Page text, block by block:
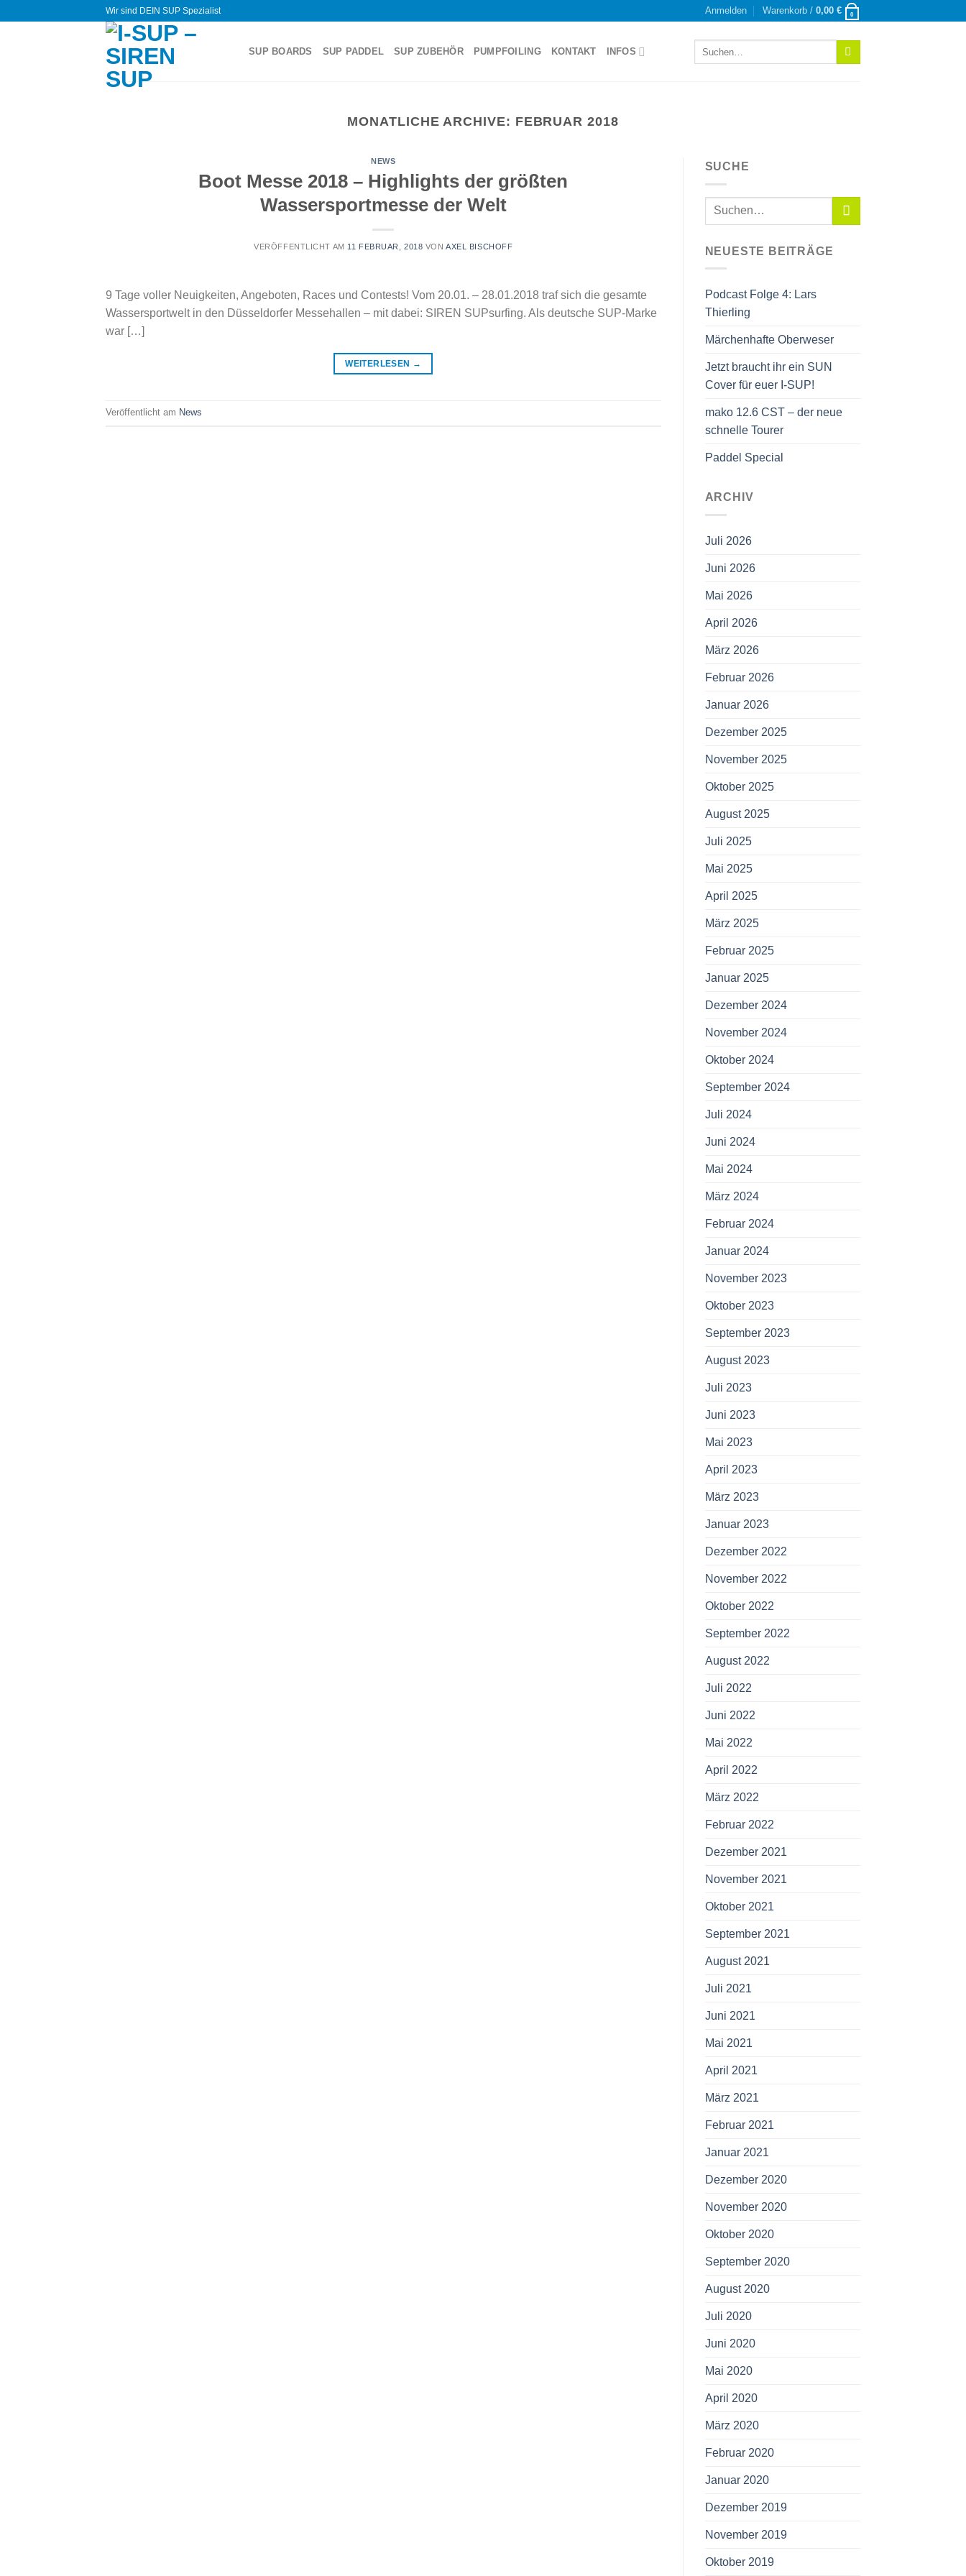
Wir sind DEIN SUP Spezialist Anmelden Warenkorb / 0,00 € 0
SUP BOARDS SUP PADDEL SUP ZUBEHÖR PUMPFOILING KONTAKT INFOS
MONATLICHE ARCHIVE: FEBRUAR 2018
NEWS
Boot Messe 2018 – Highlights der größten
Wassersportmesse der Welt
VERÖFFENTLICHT AM 11 FEBRUAR, 2018 VONAXEL BISCHOFF
9 Tage voller Neuigkeiten, Angeboten, Races und Contests! Vom 20.01. – 28.01.2018 traf sich die gesamte
Wassersportwelt in den Düsseldorfer Messehallen – mit dabei: SIREN SUPsurfing. Als deutsche SUP-Marke
war […]
WEITERLESEN →
Veröffentlicht am News
SUCHE
NEUESTE BEITRÄGE
Podcast Folge 4: Lars
Thierling
Märchenhafte Oberweser
Jetzt braucht ihr ein SUN
Cover für euer I-SUP!
mako 12.6 CST – der neue
schnelle Tourer
Paddel Special
ARCHIV
Juli 2026
Juni 2026
Mai 2026
April 2026
März 2026
Februar 2026
Januar 2026
Dezember 2025
November 2025
Oktober 2025
August 2025
Juli 2025
Mai 2025
April 2025
März 2025
Februar 2025
Januar 2025
Dezember 2024
November 2024
Oktober 2024
September 2024
Juli 2024
Juni 2024
Mai 2024
März 2024
Februar 2024
Januar 2024
November 2023
Oktober 2023
September 2023
August 2023
Juli 2023
Juni 2023
Mai 2023
April 2023
März 2023
Januar 2023
Dezember 2022
November 2022
Oktober 2022
September 2022
August 2022
Juli 2022
Juni 2022
Mai 2022
April 2022
März 2022
Februar 2022
Dezember 2021
November 2021
Oktober 2021
September 2021
August 2021
Juli 2021
Juni 2021
Mai 2021
April 2021
März 2021
Februar 2021
Januar 2021
Dezember 2020
November 2020
Oktober 2020
September 2020
August 2020
Juli 2020
Juni 2020
Mai 2020
April 2020
März 2020
Februar 2020
Januar 2020
Dezember 2019
November 2019
Oktober 2019